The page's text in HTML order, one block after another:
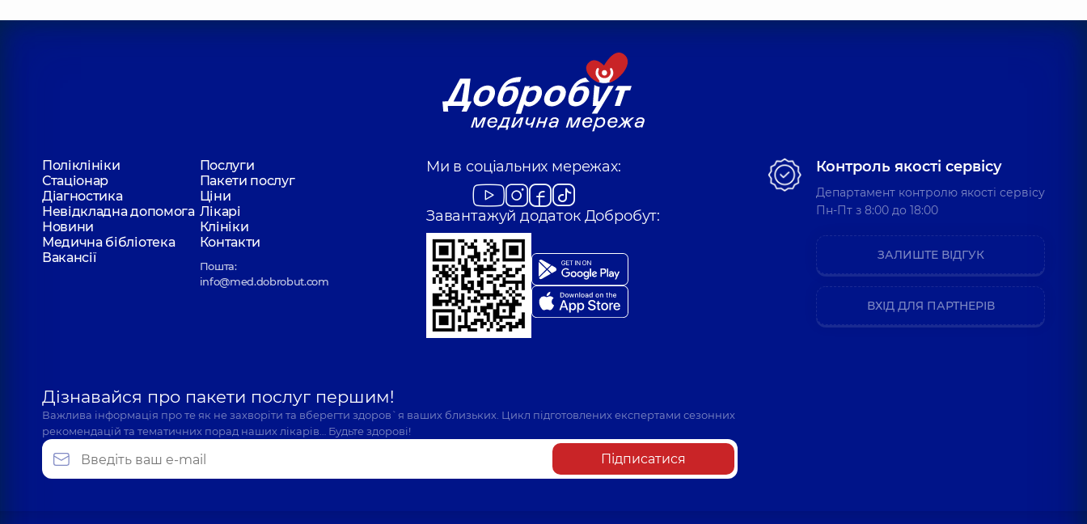
Поліклініки
Послуги
Стаціонар
Пакети послуг
Діагностика
Ціни
Невідкладна допомога Лікарі
Новини
Клініки
Медична бібліотека
Контакти
Вакансії
Пошта:
info@med.dobrobut.com
Ми в соціальних мережах:
Завантажуй додаток Добробут:
Дізнавайся про пакети послуг першим!
Важлива інформація про те як не захворіти та вберегти здоров`я ваших близьких. Цикл підготовлених експертами сезонних
рекомендацій та тематичних порад наших лікарів… Будьте здорові!
Підписатися
Контроль якості сервісу
Департамент контролю якості сервісу
Пн-Пт з 8:00 до 18:00
ЗАЛИШТЕ ВІДГУК
ВХІД ДЛЯ ПАРТНЕРІВ